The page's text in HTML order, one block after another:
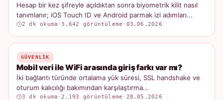
Hesap bir kez şifreyle açıldıktan sonra biyometrik kilit nasıl
tanımlanır; iOS Touch ID ve Android parmak izi adımları...
2 dk okuma ·3.642 görüntüleme · 03.06.2026
GÜVENLIK
Mobil veri ile WiFi arasında giriş farkı var mı?
İki bağlantı türünde ortalama yük süresi, SSL handshake ve
oturum kalıcılığı bakımından karşılaştırma...
3 dk okuma ·2.193 görüntüleme · 28.05.2026